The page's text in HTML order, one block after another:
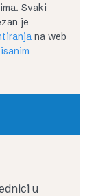
Svaki
je
na web
u